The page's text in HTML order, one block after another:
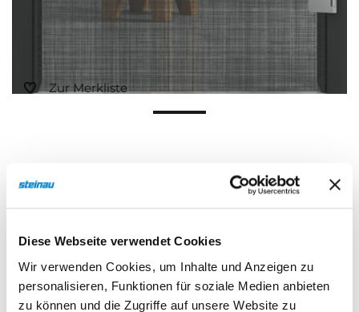
Diese Webseite verwendet Cookies
Wir verwenden Cookies, um Inhalte und Anzeigen zu
personalisieren, Funktionen für soziale Medien anbieten
zu können und die Zugriffe auf unsere Website zu
Zur Merkliste